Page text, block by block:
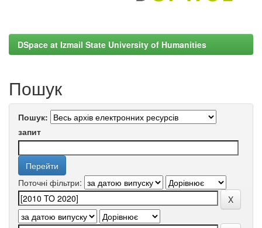
DSpace at Izmail State University of Humanities
Пошук
Пошук:
запит
Поточні фільтри: